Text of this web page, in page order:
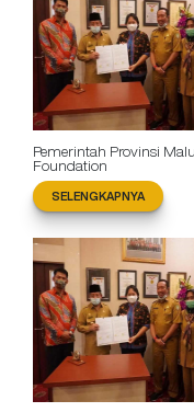
Pemerintah Provinsi
Foundation
SELENGKAPNYA